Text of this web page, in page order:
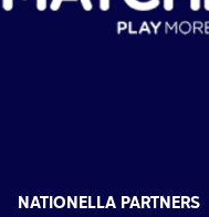
NATIONELLA PARTNERS